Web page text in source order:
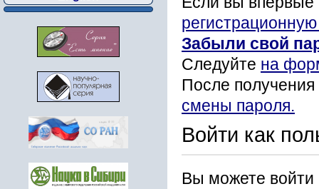
Забыли свой
Следуйте на
После
смены пароля.
Войти как
Вы можете войти